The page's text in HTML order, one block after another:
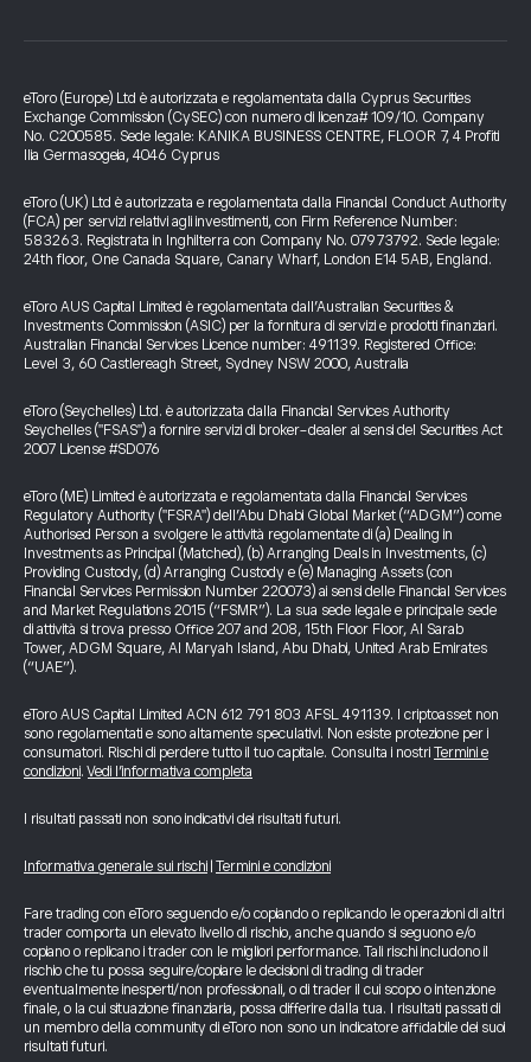
eToro (Europe) Ltd è autorizzata e regolamentata dalla Cyprus Securities
Exchange Commission (CySEC) con numero di licenza# 109/10. Company
No. C200585. Sede legale: KANIKA BUSINESS CENTRE, FLOOR 7, 4 Profiti
Ilia Germasogeia, 4046 Cyprus
eToro (UK) Ltd è autorizzata e regolamentata dalla Financial Conduct Authority
(FCA) per servizi relativi agli investimenti, con Firm Reference Number:
583263. Registrata in Inghilterra con Company No. 07973792. Sede legale:
24th floor, One Canada Square, Canary Wharf, London E14 5AB, England.
eToro AUS Capital Limited è regolamentata dall’Australian Securities &
Investments Commission (ASIC) per la fornitura di servizi e prodotti finanziari.
Australian Financial Services Licence number: 491139. Registered Office:
Level 3, 60 Castlereagh Street, Sydney NSW 2000, Australia
eToro (Seychelles) Ltd. è autorizzata dalla Financial Services Authority
Seychelles ("FSAS") a fornire servizi di broker-dealer ai sensi del Securities Act
2007 License #SD076
eToro (ME) Limited è autorizzata e regolamentata dalla Financial Services
Regulatory Authority ("FSRA") dell’Abu Dhabi Global Market (“ADGM”) come
Authorised Person a svolgere le attività regolamentate di (a) Dealing in
Investments as Principal (Matched), (b) Arranging Deals in Investments, (c)
Providing Custody, (d) Arranging Custody e (e) Managing Assets (con
Financial Services Permission Number 220073) ai sensi delle Financial Services
and Market Regulations 2015 (“FSMR”). La sua sede legale e principale sede
di attività si trova presso Office 207 and 208, 15th Floor Floor, Al Sarab
Tower, ADGM Square, Al Maryah Island, Abu Dhabi, United Arab Emirates
(“UAE”).
eToro AUS Capital Limited ACN 612 791 803 AFSL 491139. I criptoasset non
sono regolamentati e sono altamente speculativi. Non esiste protezione per i
consumatori. Rischi di perdere tutto il tuo capitale. Consulta i nostri Termini e
condizioni.Vedi l’informativa completa
I risultati passati non sono indicativi dei risultati futuri.
Informativa generale sui rischi Termini e condizioni
Fare trading con eToro seguendo e/o copiando o replicando le operazioni di altri
trader comporta un elevato livello di rischio, anche quando si seguono e/o
copiano o replicano i trader con le migliori performance. Tali rischi includono il
rischio che tu possa seguire/copiare le decisioni di trading di trader
eventualmente inesperti/non professionali, o di trader il cui scopo o intenzione
finale, o la cui situazione finanziaria, possa differire dalla tua. I risultati passati di
un membro della community di eToro non sono un indicatore affidabile dei suoi
risultati futuri.